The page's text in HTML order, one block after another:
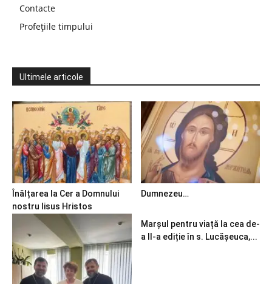
Contacte
Profețiile timpului
Ultimele articole
Înălțarea la Cer a Domnului
nostru Iisus Hristos
Dumnezeu…
Marșul pentru viață la cea de-
a II-a ediție în s. Lucășeuca,...